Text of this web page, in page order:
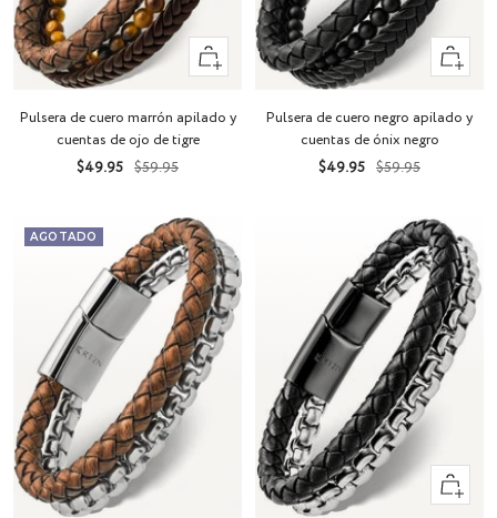
Vista
rápida
Pulsera de cuero marrón apilado y
cuentas de ojo de tigre
Precio
$49.95 Precio
$59.95
Vista
rápida
Pulsera de cuero negro apilado y
cuentas de ónix negro
Precio
$49.95 Precio
$59.95
AGOTADO
Vista
rápida